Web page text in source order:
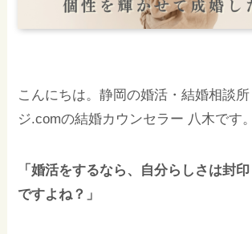
こんにちは。静岡の婚活・結婚相談
ジ.comの結婚カウンセラー 八木です。
「婚活をするなら、自分らしさは封
ですよね？」